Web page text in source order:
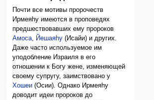
Почти все мотивы пророчеств
Ирмеяhу имеются в проповедях
предшествовавших ему пророков
Амоса
Йешаяhу (Исайи) и других.
Даже часто используемое им
уподобление Израиля в его
отношении к Богу жене, изменяющей
своему супругу, заимствовано у
Хошеи (Осии). Однако Ирмеяhу
доводит идеи пророков до